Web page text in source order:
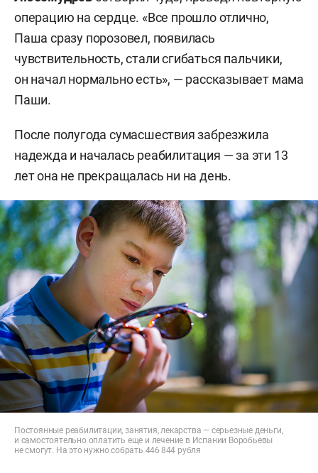
операцию на сердце. «Все прошло отлично,
Паша сразу порозовел, появилась
чувствительность, стали сгибаться пальчики,
он начал нормально есть», — рассказывает мама
Паши.
После полугода сумасшествия забрезжила
надежда и началась реабилитация — за эти 13
лет она не прекращалась ни на день.
Постоянные реабилитации, занятия, лекарства — серьезные деньги,
и самостоятельно оплатить еще и лечение в Испании Воробьевы
не смогут. На это нужно собрать 446 844 рубля